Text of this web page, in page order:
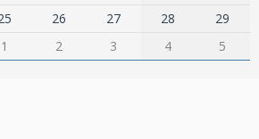
26 27 28
29
1 2 3 4 5